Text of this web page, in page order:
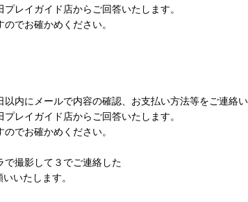
イガイド店からご回答いたします。
でお確かめください。
内にメールで内容の確認、お支払い方法等をご連絡い
イガイド店からご回答いたします。
でお確かめください。
撮影して３でご連絡した
いたします。